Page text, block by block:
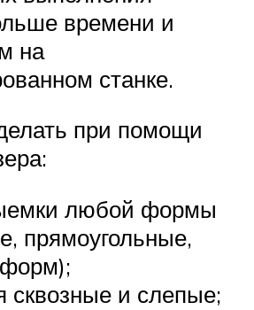
времени и
на
станке.
при помощи
любой формы
прямоугольные,
сквозные и слепые;